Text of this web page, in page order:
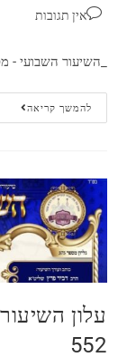
אין תגובות
_השיעור השבועי -
להמשך קריאה
עלון
552